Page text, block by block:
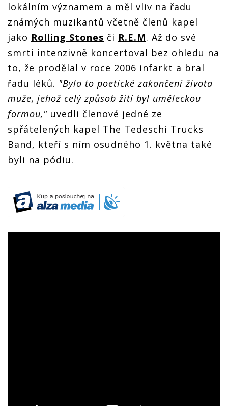
lokálním významem a měl vliv na řadu
známých muzikantů včetně členů kapel
jako Rolling Stones či R.E.M. Až do své
smrti intenzivně koncertoval bez ohledu na
to, že prodělal v roce 2006 infarkt a bral
řadu léků. "Bylo to poetické zakončení života
muže, jehož celý způsob žití byl uměleckou
formou," uvedli členové jedné ze
spřátelených kapel The Tedeschi Trucks
Band, kteří s ním osudného 1. května také
byli na pódiu.